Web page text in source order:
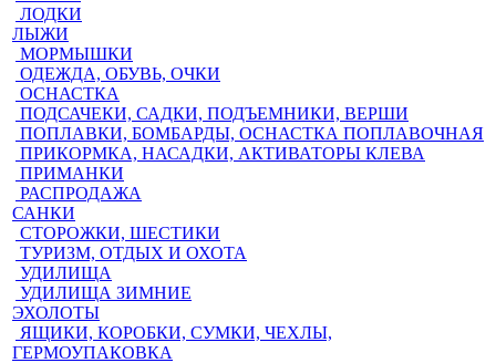
ЛОДКИ
ЛЫЖИ
МОРМЫШКИ
ОДЕЖДА, ОБУВЬ, ОЧКИ
ОСНАСТКА
ПОДСАЧЕКИ, САДКИ, ПОДЪЕМНИКИ, ВЕРШИ
ПОПЛАВКИ, БОМБАРДЫ, ОСНАСТКА ПОПЛАВОЧНАЯ
ПРИКОРМКА, НАСАДКИ, АКТИВАТОРЫ КЛЕВА
ПРИМАНКИ
РАСПРОДАЖА
САНКИ
СТОРОЖКИ, ШЕСТИКИ
ТУРИЗМ, ОТДЫХ И ОХОТА
УДИЛИЩА
УДИЛИЩА ЗИМНИЕ
ЭХОЛОТЫ
ЯЩИКИ, КОРОБКИ, СУМКИ, ЧЕХЛЫ,
ГЕРМОУПАКОВКА